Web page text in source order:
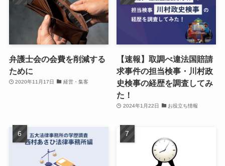
弁護士会の会費を削減する
ために
2020年11月17日 経営・集客
【速報】取調べ違法国賠請
求事件の担当検事・川村政
史検事の経歴を調査してみ
た！
2024年1月22日 お役立ち情報